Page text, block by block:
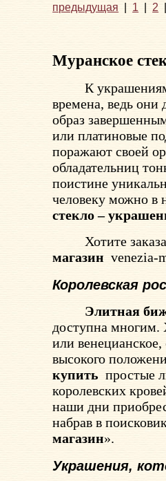
предыдущая 1 2
Муранское
К
времена, ведь
образ
или платиновые
поражают своей
обладательниц
поистине
человеку можно в
стекло –
Хотите
магазин venezia-
Королевская
Элитная
доступна многим.
или
высокого
купить простые
королевских
наши дни
набрав в
магазин».
Украшения,